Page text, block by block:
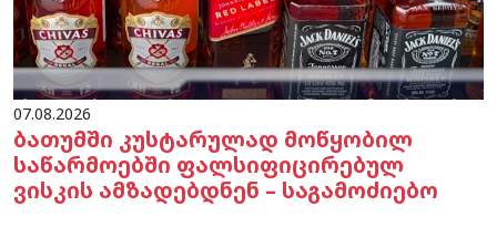
07.08.2026
ბათუმში კუსტარულად მოწყობილ
საწარმოებში ფალსიფიცირებულ
ვისკის ამზადებდნენ – საგამოძიებო